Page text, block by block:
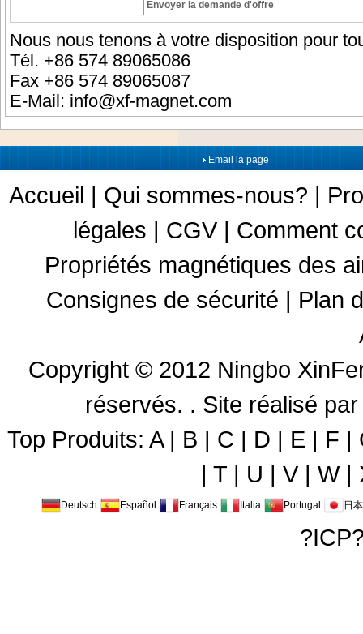
Nous nous tenons à votre disposition pour
Tél. +86 574 89065086
Fax +86 574 89065087
E-Mail: info@xf-magnet.com
Email la page
Accueil | Qui sommes-nous? |
légales | CGV | Comment
Propriétés magnétiques des
Consignes de sécurité | Plan
Copyright © 2012 Ningbo
réservés. . Site réalisé
Top Produits: A| B | C | D | E | F |
| T| U | V| W|
Deutsch Español Français Italia Portugal 日